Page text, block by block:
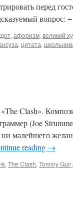
перед
вопрос:
, афоризм, великий
, цитата,
Clash».
(Joe
ни малейшего
reading →
, The Clash, Tommy Gun,